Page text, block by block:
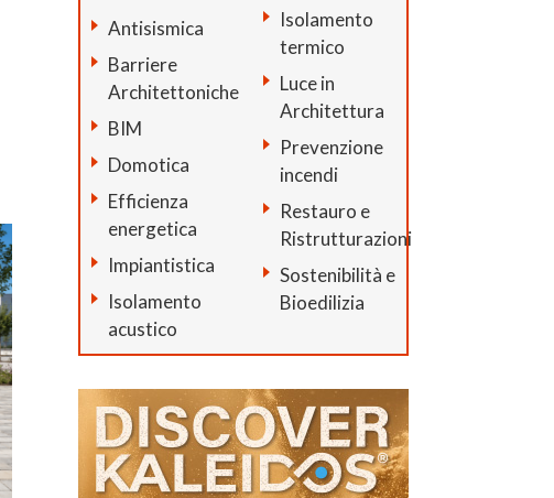
Antisismica
Barriere
Architettoniche
BIM
Domotica
Efficienza
energetica
Impiantistica
Isolamento
acustico
Isolamento
termico
Luce in
Architettura
Prevenzione
incendi
Restauro e
Ristrutturazioni
Sostenibilità e
Bioedilizia